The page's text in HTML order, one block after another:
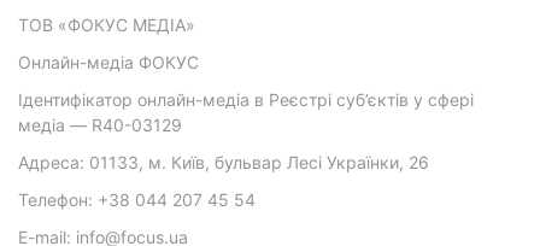
ТОВ «ФОКУС МЕДІА»
Онлайн-медіа ФОКУС
Ідентифікатор онлайн-медіа в Реєстрі суб’єктів у сфері
медіа — R40-03129
Адреса: 01133, м. Київ, бульвар Лесі Українки, 26
Телефон: +38 044 207 45 54
E-mail: info@focus.ua